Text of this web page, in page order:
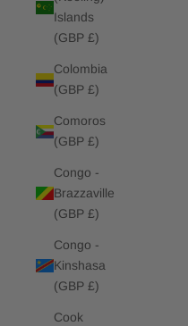
Islands
(GBP £)
Colombia
(GBP £)
Comoros
(GBP £)
Congo -
Brazzaville
(GBP £)
Congo -
Kinshasa
(GBP £)
Cook